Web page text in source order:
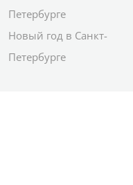
Петербурге
Новый год в Санкт-
Петербурге